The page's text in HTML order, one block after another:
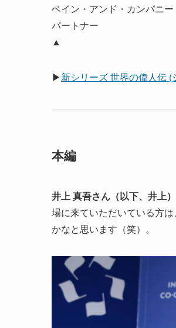
ベイン・アンド・カンパニ
パートナー
▲
▶新シリーズ 世界の偉人伝 (
本編
井上 真吾さん（以下、井上）
場に来ていただいている方
かなと思います（笑）。